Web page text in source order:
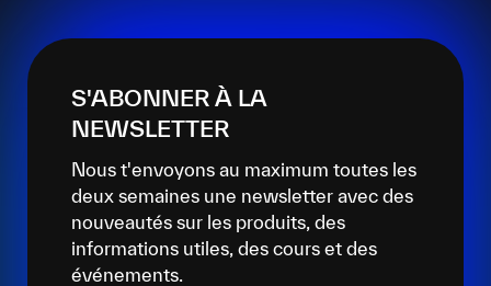
S'ABONNER À LA
NEWSLETTER
Nous t'envoyons au maximum toutes les
deux semaines une newsletter avec des
nouveautés sur les produits, des
informations utiles, des cours et des
événements.